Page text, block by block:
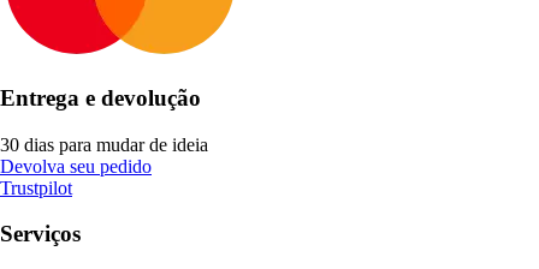
Entrega e devolução
30 dias para mudar de ideia
Devolva seu pedido
Trustpilot
Serviços